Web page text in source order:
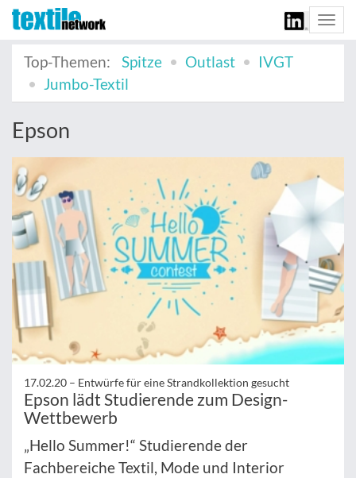
Top-Themen:
Spitze Outlast
IVGT
Jumbo-Textil
Epson
17.02.20 – Entwürfe für eine Strandkollektion gesucht
Epson lädt Studierende zum Design-
Wettbewerb
„Hello Summer!“ Studierende der
Fachbereiche Textil, Mode und Interior